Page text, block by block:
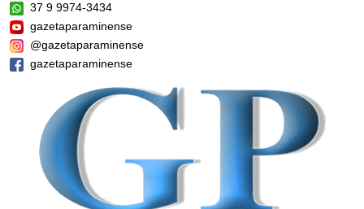
37 9 9974-3434
gazetaparaminense
@gazetaparaminense
gazetaparaminense